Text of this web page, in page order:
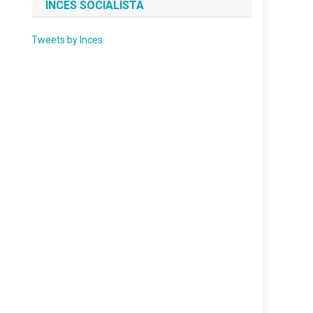
INCES SOCIALISTA
Tweets by Inces